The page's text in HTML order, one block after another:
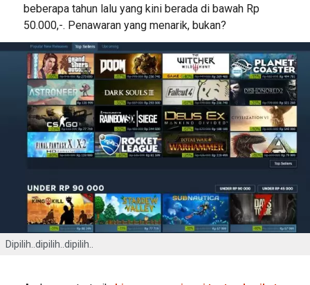
beberapa tahun lalu yang kini berada di bawah Rp
50.000,-. Penawaran yang menarik, bukan?
Dipilih..dipilih..dipilih..